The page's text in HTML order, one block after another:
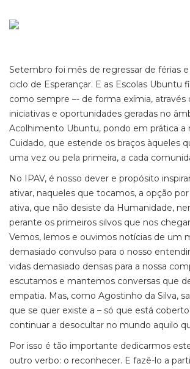
Setembro foi mês de regressar de férias
ciclo de Esperançar. E as Escolas Ubuntu
como sempre –- de forma exímia, através
iniciativas e oportunidades geradas no
Acolhimento Ubuntu, pondo em prática a
Cuidado, que estende os braços àqueles
uma vez ou pela primeira, a cada
No IPAV, é nosso dever e propósito
ativar, naqueles que tocamos, a opção
ativa, que não desiste da Humanidade,
perante os primeiros silvos que nos
Vemos, lemos e ouvimos notícias de um
demasiado convulso para o nosso
vidas demasiado densas para a nossa
escutamos e mantemos conversas que
empatia. Mas, como Agostinho da Silva,
que se quer existe a – só que está
continuar a desocultar no mundo aquilo
Por isso é tão importante dedicarmos
outro verbo: o reconhecer. E fazê-lo a